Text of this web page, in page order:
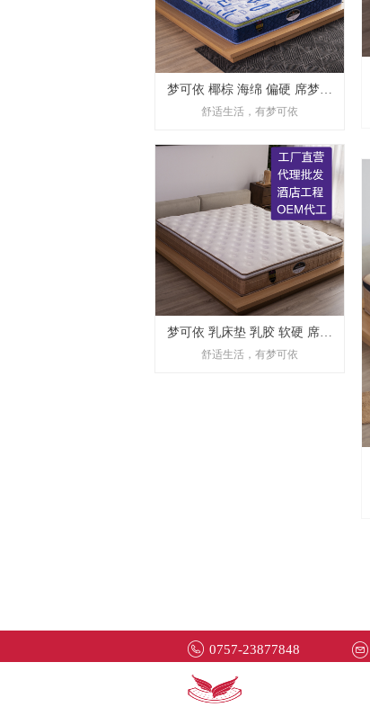
梦可依 椰棕 海绵 偏硬 席梦思
乳胶 环保 静音 床垫
舒适生活，有梦可依
梦可依 乳床垫 乳胶 软硬 席梦
思 静音床垫 两用床垫 两面床
舒适生活，有梦可依
0757-23877848